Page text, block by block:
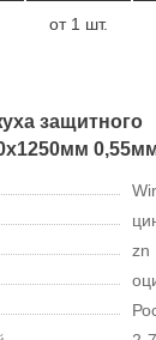
от 1 шт.
защитного
zn